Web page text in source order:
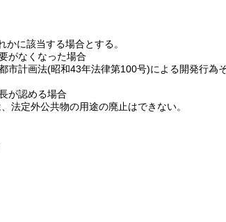
かに該当する場合とする。
がなくなった場合
市計画法(昭和43年法律第100号)による開発行為
が認める場合
法定外公共物の用途の廃止はできない。